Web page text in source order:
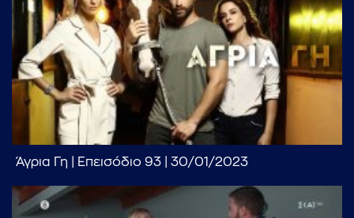
Άγρια Γη | Eπεισόδιο 93 | 30/01/2023